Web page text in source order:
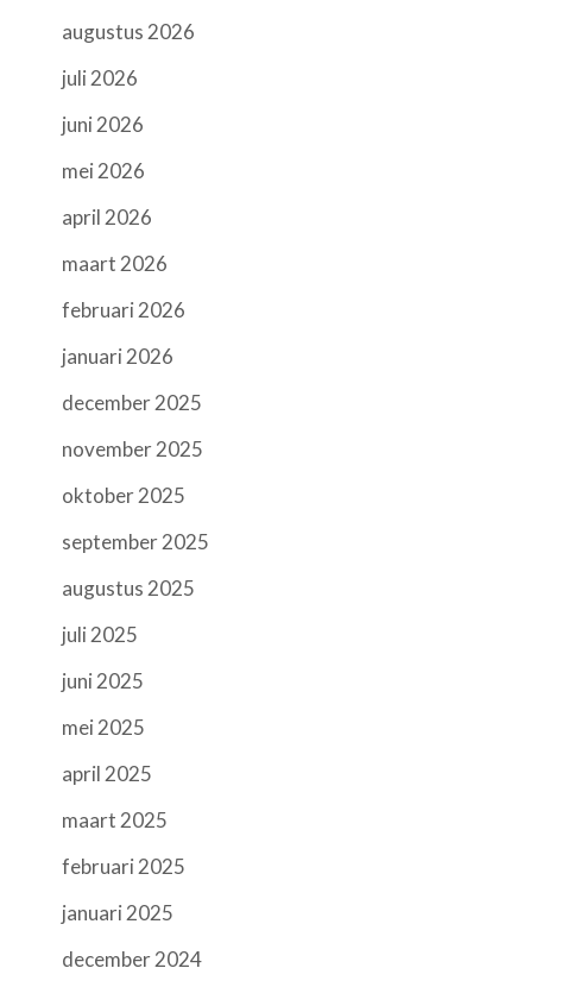
augustus 2026
juli 2026
juni 2026
mei 2026
april 2026
maart 2026
februari 2026
januari 2026
december 2025
november 2025
oktober 2025
september 2025
augustus 2025
juli 2025
juni 2025
mei 2025
april 2025
maart 2025
februari 2025
januari 2025
december 2024